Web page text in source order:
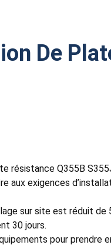
De
résistance Q355B
exigences
sur site est réduit
30 jours.
pour prendre